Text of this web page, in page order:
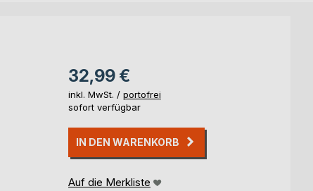
32,99 €
inkl. MwSt. / portofrei
sofort verfügbar
IN DEN WARENKORB
Auf die Merkliste